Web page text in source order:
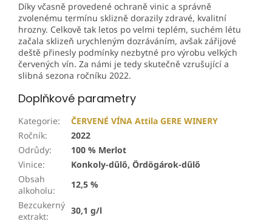
Díky včasně provedené ochraně vinic a správně
zvolenému termínu sklizně dorazily zdravé, kvalitní
hrozny. Celkově tak letos po velmi teplém, suchém létu
začala sklizeň urychleným dozráváním, avšak zářijové
deště přinesly podmínky nezbytné pro výrobu velkých
červených vín. Za námi je tedy skutečně vzrušující a
slibná sezona ročníku 2022.
Doplňkové parametry
Kategorie:
ČERVENÉ VÍNA Attila GERE WINERY
Ročník:
2022
Odrůdy:
100 % Merlot
Vinice:
Konkoly-dűlő, Ördögárok-dűlő
Obsah
alkoholu:
12,5 %
Bezcukerný
extrakt:
30,1 g/l